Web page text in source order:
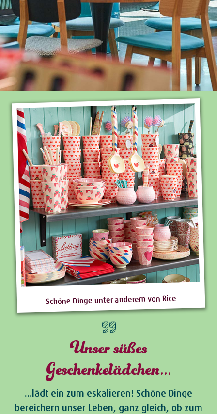
Schöne Dinge unter anderem von Rice
Unser süßes
Geschenkelädchen...
...lädt ein zum eskalieren! Schöne Dinge
bereichern unser Leben, ganz gleich, ob zum